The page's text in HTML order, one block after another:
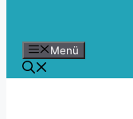
Menü